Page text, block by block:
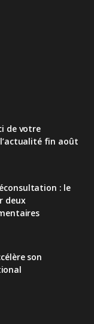
de votre
fin août
: le
deux
son